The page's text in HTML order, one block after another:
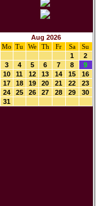
Aug 2026
Mo
Tu We Th Fr Sa
Su
1
2
3
4 5 6 7 8
9
10
11 12 13 14 15
16
17
18 19 20 21 22
23
24
25 26 27 28 29
30
31